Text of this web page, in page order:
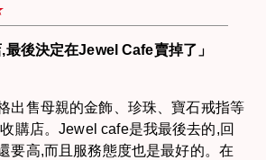
,最後決定在Jewel Cafe賣掉了」
出售母親的金飾、珍珠、寶石戒指等
購店。Jewel cafe是我最後去的,回
要高,而且服務態度也是最好的。在